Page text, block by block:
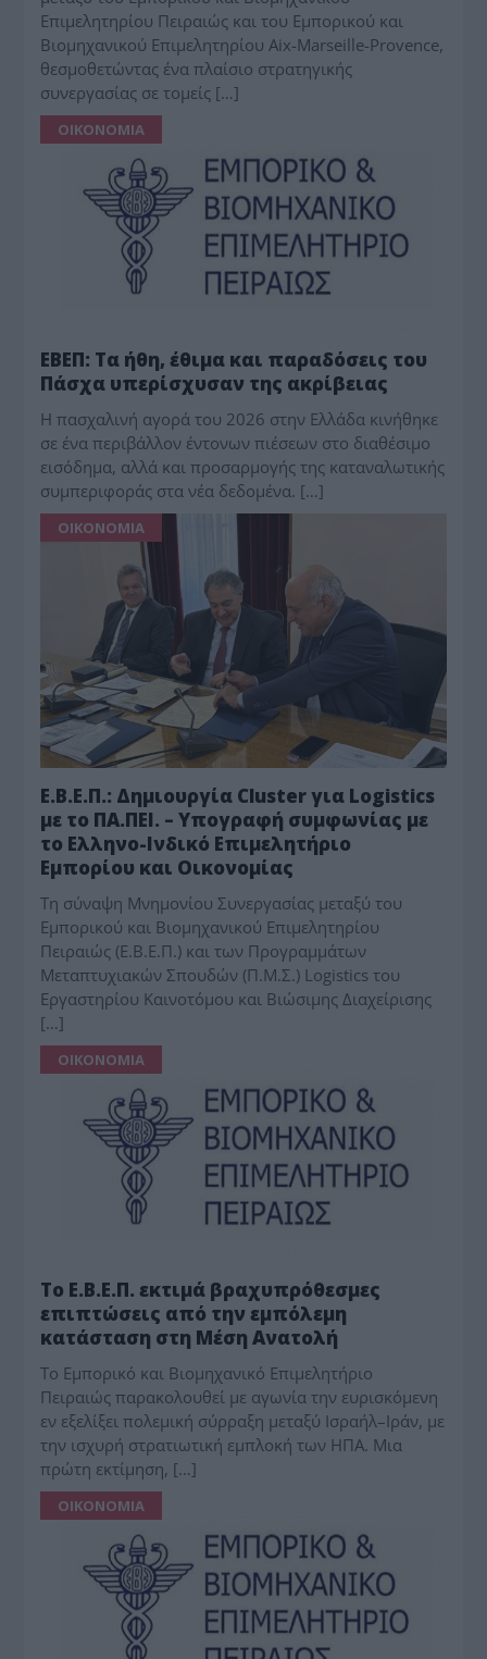
Επιμελητηρίου Πειραιώς και του Εμπορικού και
Βιομηχανικού Επιμελητηρίου Aix-Marseille-Provence,
θεσμοθετώντας ένα πλαίσιο στρατηγικής
συνεργασίας σε τομείς […]
ΟΙΚΟΝΟΜΙΑ
ΕΒΕΠ: Τα ήθη, έθιμα και παραδόσεις του
Πάσχα υπερίσχυσαν της ακρίβειας
Η πασχαλινή αγορά του 2026 στην Ελλάδα κινήθηκε
σε ένα περιβάλλον έντονων πιέσεων στο διαθέσιμο
εισόδημα, αλλά και προσαρμογής της καταναλωτικής
συμπεριφοράς στα νέα δεδομένα. […]
ΟΙΚΟΝΟΜΙΑ
Ε.Β.Ε.Π.: Δημιουργία Cluster για Logistics
με το ΠΑ.ΠΕΙ. – Υπογραφή συμφωνίας με
το Ελληνο-Ινδικό Επιμελητήριο
Εμπορίου και Οικονομίας
Τη σύναψη Μνημονίου Συνεργασίας μεταξύ του
Εμπορικού και Βιομηχανικού Επιμελητηρίου
Πειραιώς (Ε.Β.Ε.Π.) και των Προγραμμάτων
Μεταπτυχιακών Σπουδών (Π.Μ.Σ.) Logistics του
Εργαστηρίου Καινοτόμου και Βιώσιμης Διαχείρισης
[…]
ΟΙΚΟΝΟΜΙΑ
Το Ε.Β.Ε.Π. εκτιμά βραχυπρόθεσμες
επιπτώσεις από την εμπόλεμη
κατάσταση στη Μέση Ανατολή
Το Εμπορικό και Βιομηχανικό Επιμελητήριο
Πειραιώς παρακολουθεί με αγωνία την ευρισκόμενη
εν εξελίξει πολεμική σύρραξη μεταξύ Ισραήλ–Ιράν, με
την ισχυρή στρατιωτική εμπλοκή των ΗΠΑ. Μια
πρώτη εκτίμηση, […]
ΟΙΚΟΝΟΜΙΑ